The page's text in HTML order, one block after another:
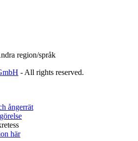
region/språk
- All rights reserved.
ångerrät
här